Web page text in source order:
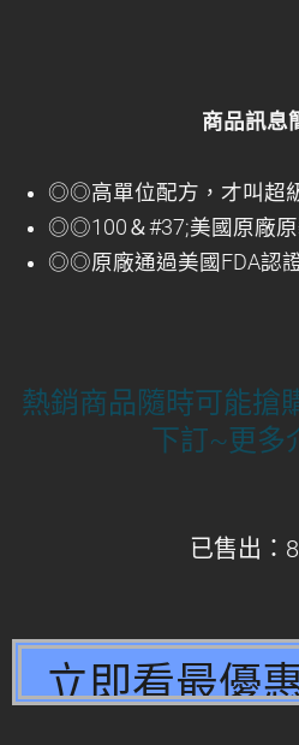
商品訊息
◎◎高單位配方，才叫超
◎◎100＆#37;美國原廠原
◎◎原廠通過美國FDA認
熱銷商品隨時可能搶
下訂~更多
已售出：